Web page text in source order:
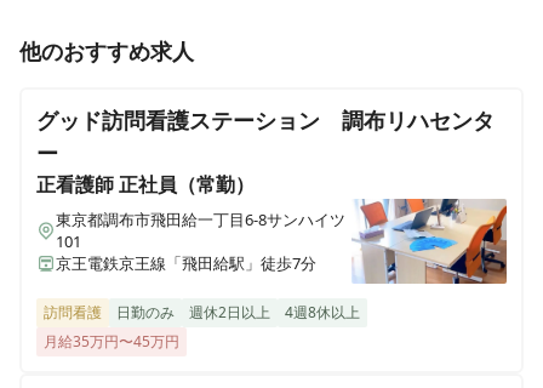
シンプレ訪問看護ステーション 新小岩サテライト
シンプレ訪問看護ステーション荻窪
シンプレ訪問看護ステーション 高田馬場
東京都新宿区高田馬場一丁目29-21みかどビル3F
シンプレ訪問看護ステーション 赤羽拠点
東京都北区赤羽南二丁目11 カステル赤羽301
正看護師 正社員（常勤）
【調布】「誰もが”自分らしい”日常生活を送れるように
✨IT導入も積極的で変化や挑戦が好きな方にマッチする
ステーションです！
他のおすすめ求人
グッド訪問看護ステーション 調布リハセンタ
ー
正看護師正社員（常勤）
東京都調布市飛田給一丁目6-8サンハイツ
101
京王電鉄京王線「飛田給駅」徒歩7分
訪問看護 日勤のみ 週休2日以上
4週8休以上
月給35万円〜45万円